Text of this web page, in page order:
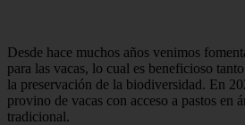
Desde hace muchos años venimos
para las vacas, lo cual es beneficioso
la preservación de la biodiversidad. En
provino de vacas con acceso a pastos en
tradicional.